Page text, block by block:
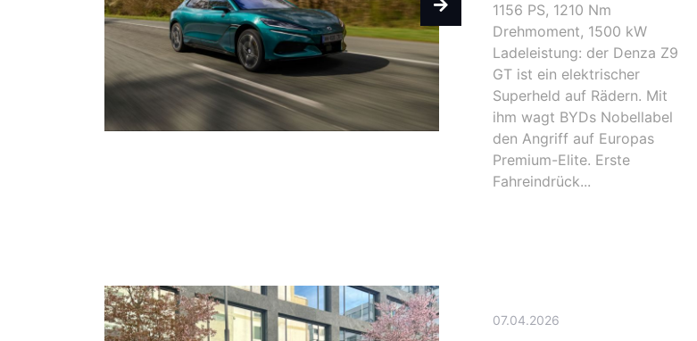
1156 PS, 1210 Nm
Drehmoment, 1500 kW
Ladeleistung: der Denza Z9
GT ist ein elektrischer
Superheld auf Rädern. Mit
ihm wagt BYDs Nobellabel
den Angriff auf Europas
Premium-Elite. Erste
Fahreindrück...
07.04.2026